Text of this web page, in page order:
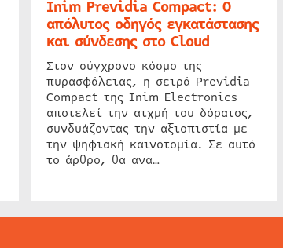
Inim Previdia Compact: Ο
απόλυτος οδηγός εγκατάστασης
και σύνδεσης στο Cloud
Στον σύγχρονο κόσμο της
πυρασφάλειας, η σειρά Previdia
Compact της Inim Electronics
αποτελεί την αιχμή του δόρατος,
συνδυάζοντας την αξιοπιστία με
την ψηφιακή καινοτομία. Σε αυτό
το άρθρο, θα ανα…